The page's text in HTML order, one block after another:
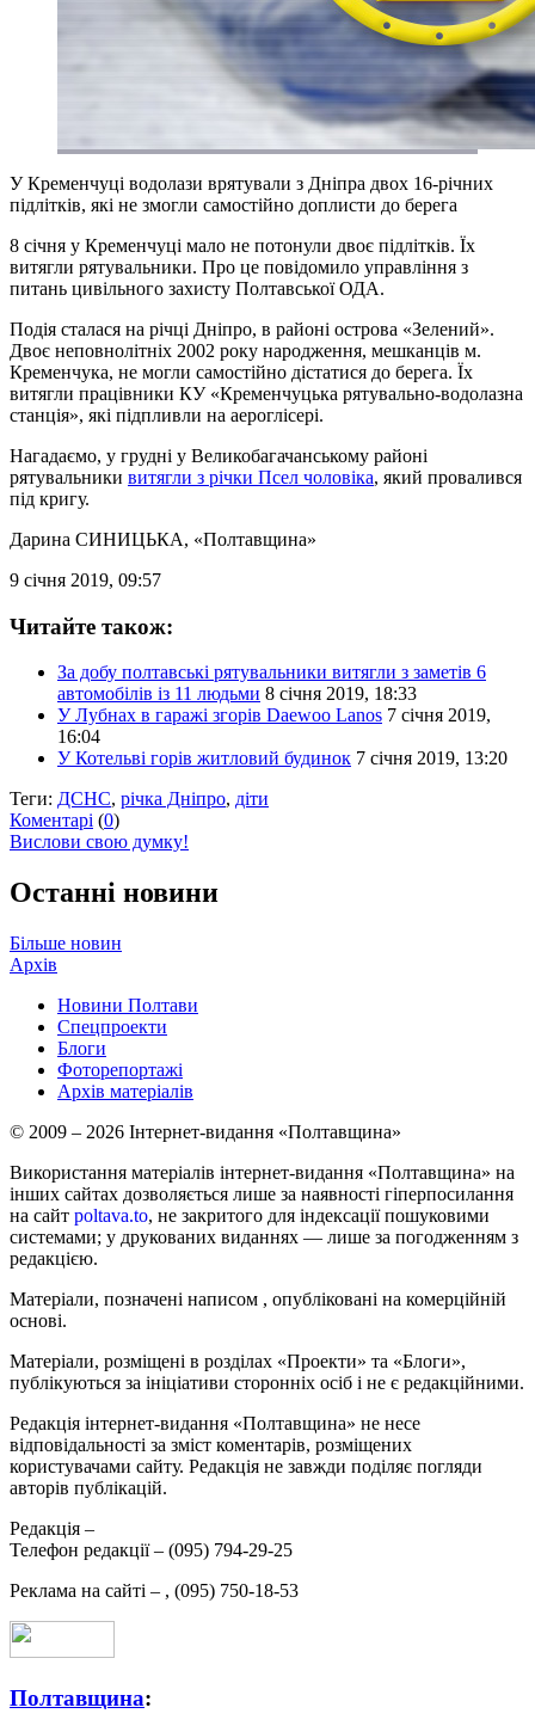
У Кременчуці водолази врятували з Дніпра двох 16-річних
підлітків, які не змогли самостійно доплисти до берега
8 січня у Кременчуці мало не потонули двоє підлітків. Їх
витягли рятувальники. Про це повідомило управління з
питань цивільного захисту Полтавської ОДА.
Подія сталася на річці Дніпро, в районі острова «Зелений».
Двоє неповнолітніх 2002 року народження, мешканців м.
Кременчука, не могли самостійно дістатися до берега. Їх
витягли працівники КУ «Кременчуцька рятувально-водолазна
станція», які підпливли на аероглісері.
Нагадаємо, у грудні у Великобагачанському районі
рятувальники витягли з річки Псел чоловіка, який провалився
під кригу.
Дарина СИНИЦЬКА, «Полтавщина»
9 січня 2019, 09:57
Читайте також:
За добу полтавські рятувальники витягли з заметів 6
автомобілів із 11 людьми 8 січня 2019, 18:33
У Лубнах в гаражі згорів Daewoo Lanos 7 січня 2019,
16:04
У Котельві горів житловий будинок 7 січня 2019, 13:20
Теги: ДСНС, річка Дніпро, діти
Коментарі (0)
Вислови свою думку!
Останні новини
Більше новин
Архів
Новини Полтави
Спецпроекти
Блоги
Фоторепортажі
Архів матеріалів
© 2009 – 2026 Інтернет-видання «Полтавщина»
Використання матеріалів інтернет-видання «Полтавщина» на
інших сайтах дозволяється лише за наявності гіперпосилання
на сайт poltava.to, не закритого для індексації пошуковими
системами; у друкованих виданнях — лише за погодженням з
редакцією.
Матеріали, позначені написом , опубліковані на комерційній
основі.
Матеріали, розміщені в розділах «Проекти» та «Блоги»,
публікуються за ініціативи сторонніх осіб і не є редакційними.
Редакція інтернет-видання «Полтавщина» не несе
відповідальності за зміст коментарів, розміщених
користувачами сайту. Редакція не завжди поділяє погляди
авторів публікацій.
Редакція –
Телефон редакції – (095) 794-29-25
Реклама на сайті – , (095) 750-18-53
Полтавщина: